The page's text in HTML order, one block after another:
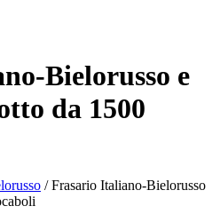
Bielorusso e
da 1500
/ Frasario Italiano-Bielorusso